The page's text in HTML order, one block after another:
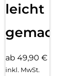
leicht
gemacht!
ab 49,90 €
inkl. MwSt.